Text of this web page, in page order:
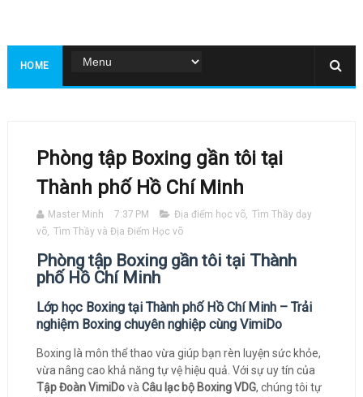
HOME
Phòng tập Boxing gần tôi tại
Thành phố Hồ Chí Minh
Master Minh 7:37 PM Địa điểm học võ, Tìm Thầy dạy
võ, Tìm Thầy và Địa Điểm Học võ
Phòng tập Boxing gần tôi tại Thành
phố Hồ Chí Minh
Lớp học Boxing tại Thành phố Hồ Chí Minh – Trải
nghiệm Boxing chuyên nghiệp cùng VimiDo
Boxing là môn thể thao vừa giúp bạn rèn luyện sức khỏe,
vừa nâng cao khả năng tự vệ hiệu quả. Với sự uy tín của
Tập Đoàn VimiDovà Câu lạc bộ Boxing VDG, chúng tôi tự